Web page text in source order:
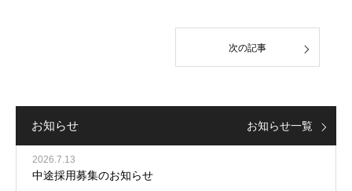
次の記事
お知らせ
2026.7.13
中途採用募集のお知らせ
お知らせ一覧